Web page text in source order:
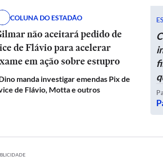
COLUNA DO ESTADÃO
não aceitará pedido de
de Flávio para acelerar
em ação sobre estupro
manda investigar emendas Pix de
de Flávio, Motta e outros